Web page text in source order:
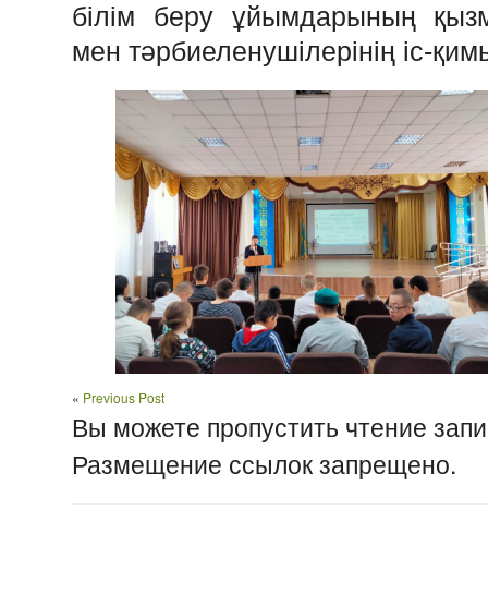
білім беру ұйымдарының
мен тәрбиеленушілерінің іс-
« Previous Post
Вы можете пропустить чтение
Размещение ссылок запрещено.